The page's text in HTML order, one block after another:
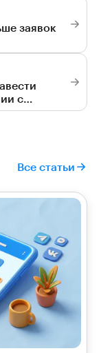
заявок
с
Все статьи